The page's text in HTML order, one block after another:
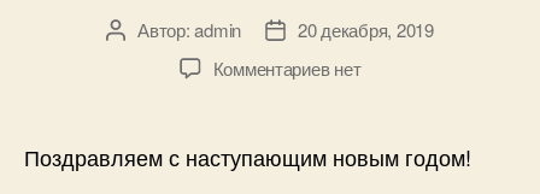
АвторАвтор:admin
Дата20 декабря, 2019
Комментариевк
годом!
нет
Поздравляем с наступающим новым годом!